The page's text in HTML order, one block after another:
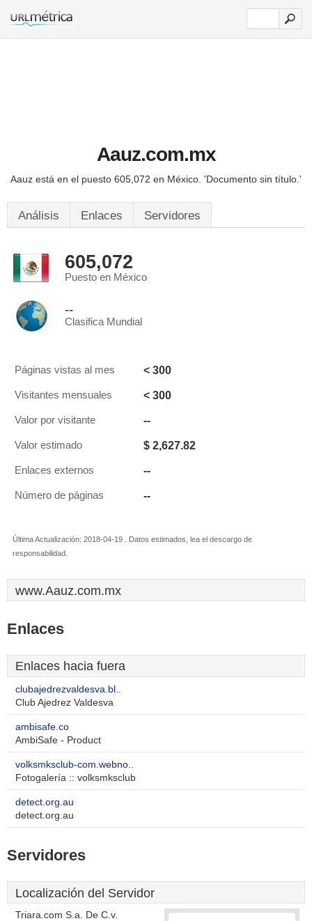
Aauz.com.mx
Aauz está en el puesto 605,072 en México. 'Documento sin título.'
Análisis Enlaces Servidores
605,072
Puesto en México
--
Clasifica Mundial
Páginas vistas al mes < 300
Visitantes mensuales < 300
Valor por visitante --
Valor estimado $ 2,627.82
Enlaces externos --
Número de páginas --
Última Actualización: 2018-04-19 . Datos estimados, lea el descargo de
responsabilidad.
www.Aauz.com.mx
Enlaces
Enlaces hacia fuera
clubajedrezvaldesva.bl..
Club Ajedrez Valdesva
ambisafe.co
AmbiSafe - Product
volksmksclub-com.webno..
Fotogalería :: volksmksclub
detect.org.au
detect.org.au
Servidores
Localización del Servidor
Triara.com S.a. De C.v.